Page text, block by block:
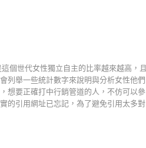
個世代女性獨立自主的比率越來越高，且
列舉一些統計數字來說明與分析女性他們
想要正確打中行銷管道的人，不仿可以參
的引用網址已忘記，為了避免引用太多對